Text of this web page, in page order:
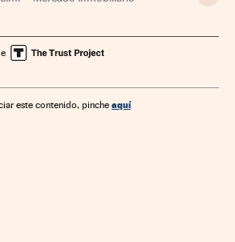
Empresas Urbanismo
este contenido, pinche aquí